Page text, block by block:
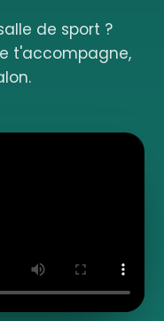
de sport ?
t'accompagne,